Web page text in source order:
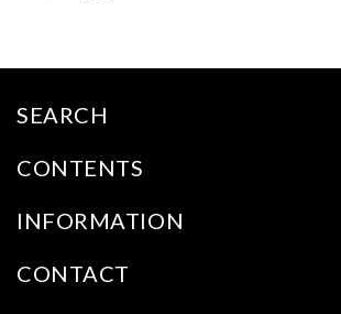
SEARCH
CONTENTS
INFORMATION
CONTACT